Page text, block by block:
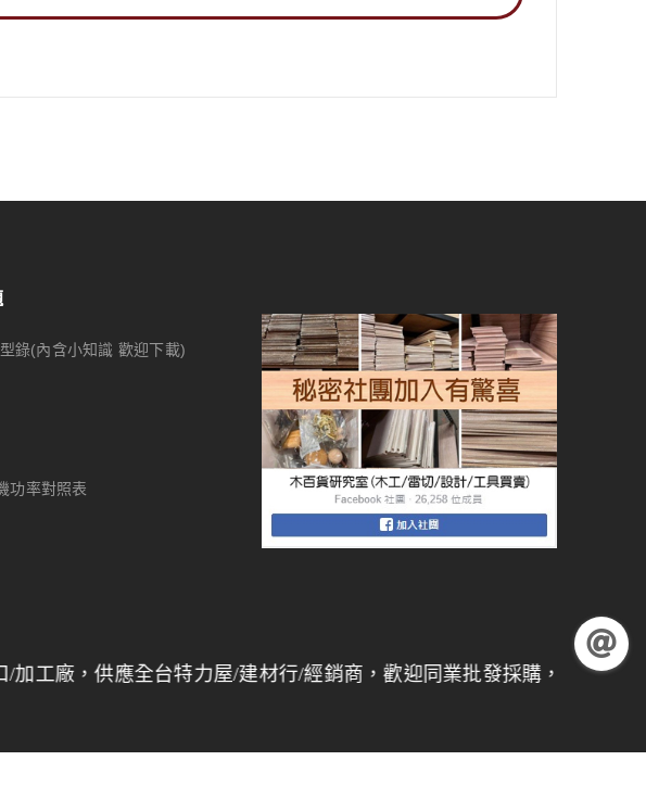
錄(內含小知識 歡迎下載)
功率對照表
全台特力屋/建材行/經銷商，歡迎同業批發採購，量大另有折扣】 【木百